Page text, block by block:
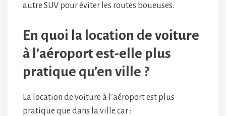
autre SUV pour éviter les routes boueuses.
En quoi la location de voiture
à l’aéroport est-elle plus
pratique qu’en ville ?
La location de voiture à l’aéroport est plus
pratique que dans la ville car :